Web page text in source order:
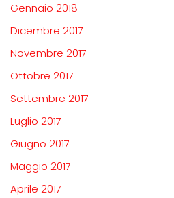
Gennaio 2018
Dicembre 2017
Novembre 2017
Ottobre 2017
Settembre 2017
Luglio 2017
Giugno 2017
Maggio 2017
Aprile 2017